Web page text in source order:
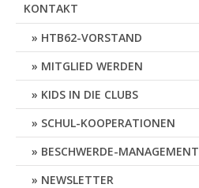
KONTAKT
HTB62-VORSTAND
MITGLIED WERDEN
KIDS IN DIE CLUBS
SCHUL-KOOPERATIONEN
BESCHWERDE-MANAGEMENT
NEWSLETTER